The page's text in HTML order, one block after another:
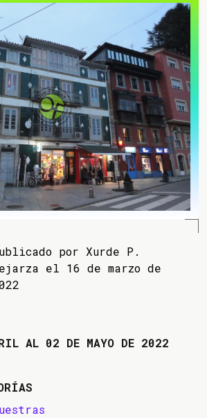
por Xurde P.
el 16 de marzo de
AL 02 DE MAYO DE 2022